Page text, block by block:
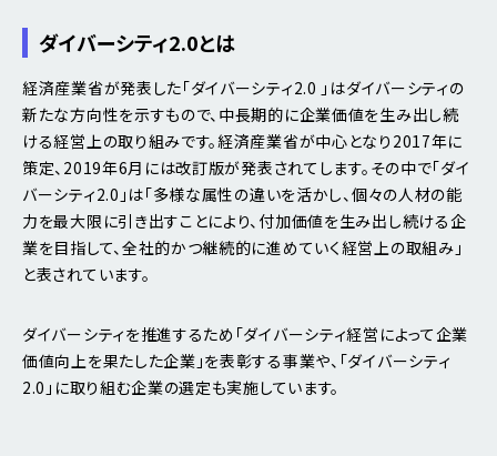
ダイバーシティ2.0とは
経済産業省が発表した「ダイバーシティ2.0 」はダイバーシティの
新たな方向性を示すもので、中長期的に企業価値を生み出し続
ける経営上の取り組みです。経済産業省が中心となり2017年に
策定、2019年6月には改訂版が発表されてします。その中で「ダイ
バーシティ2.0」は「多様な属性の違いを活かし、個々の人材の能
力を最大限に引き出すことにより、付加価値を生み出し続ける企
業を目指して、全社的かつ継続的に進めていく経営上の取組み」
と表されています。
ダイバーシティを推進するため「ダイバーシティ経営によって企業
価値向上を果たした企業」を表彰する事業や、「ダイバーシティ
2.0」に取り組む企業の選定も実施しています。